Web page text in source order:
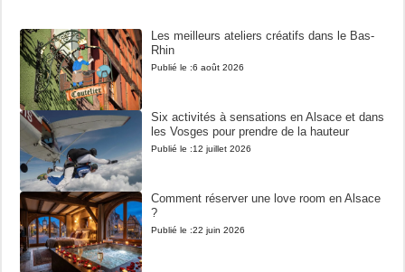
Les meilleurs ateliers créatifs dans le Bas-
Rhin
Publié le :6 août 2026
Six activités à sensations en Alsace et dans
les Vosges pour prendre de la hauteur
Publié le :12 juillet 2026
Comment réserver une love room en Alsace
?
Publié le :22 juin 2026